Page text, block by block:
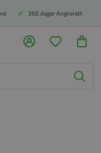
365 dager Angrerett